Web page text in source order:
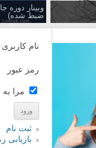
وبینار
ضبط شده)
نام کاربری
رمز عبور
مرا به
ثبت نام
بازیابی